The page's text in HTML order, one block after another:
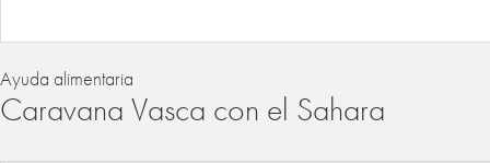
Ayuda alimentaria
Caravana Vasca con el Sahara